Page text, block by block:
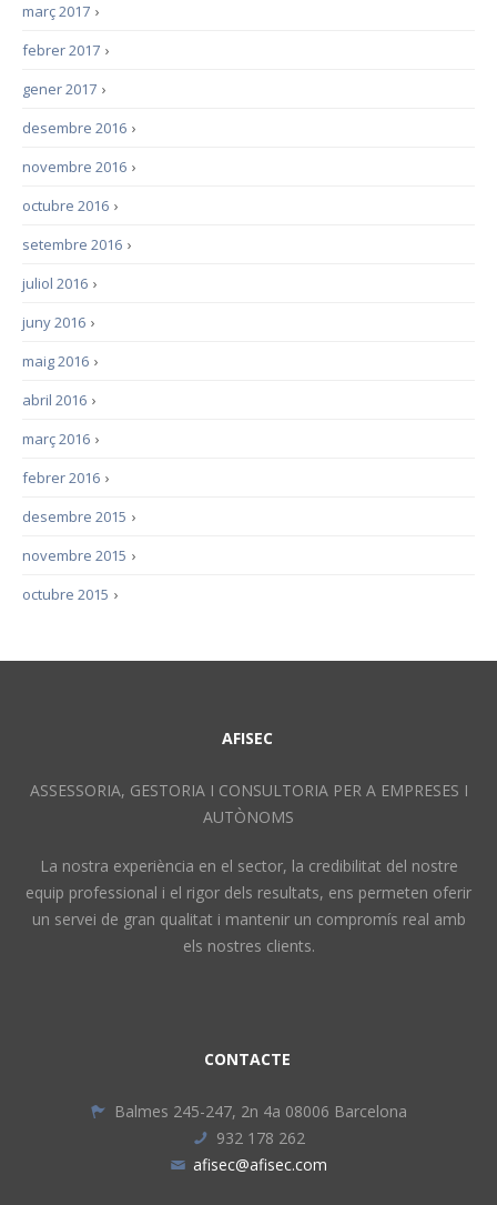
›
març 2017
›
febrer 2017
›
gener 2017
›
desembre 2016
›
novembre 2016
›
octubre 2016
›
setembre 2016
›
juliol 2016
›
juny 2016
›
maig 2016
›
abril 2016
›
març 2016
›
febrer 2016
›
desembre 2015
›
novembre 2015
›
octubre 2015
AFISEC
ASSESSORIA, GESTORIA I CONSULTORIA PER A EMPRESES I
AUTÒNOMS
La nostra experiència en el sector, la credibilitat del nostre
equip professional i el rigor dels resultats, ens permeten oferir
un servei de gran qualitat i mantenir un compromís real amb
els nostres clients.
CONTACTE
Balmes 245-247, 2n 4a 08006 Barcelona
932 178 262
afisec@afisec.com